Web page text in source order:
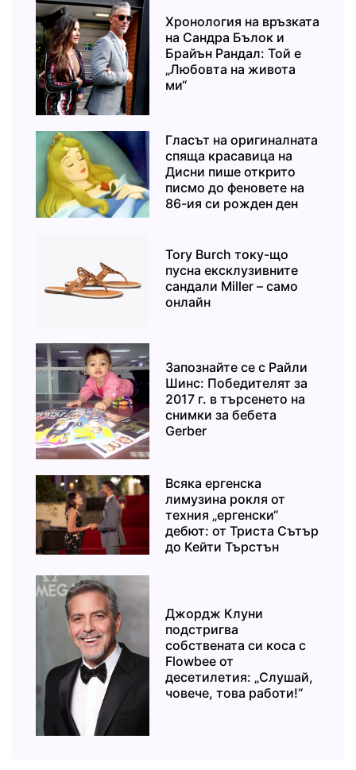
Хронология на връзката
на Сандра Бълок и
Брайън Рандал: Той е
„Любовта на живота
ми“
Гласът на оригиналната
спяща красавица на
Дисни пише открито
писмо до феновете на
86-ия си рожден ден
Tory Burch току-що
пусна ексклузивните
сандали Miller – само
онлайн
Запознайте се с Райли
Шинс: Победителят за
2017 г. в търсенето на
снимки за бебета
Gerber
Всяка ергенска
лимузина рокля от
техния „ергенски“
дебют: от Триста Сътър
до Кейти Търстън
Джордж Клуни
подстригва
собствената си коса с
Flowbee от
десетилетия: „Слушай,
човече, това работи!“